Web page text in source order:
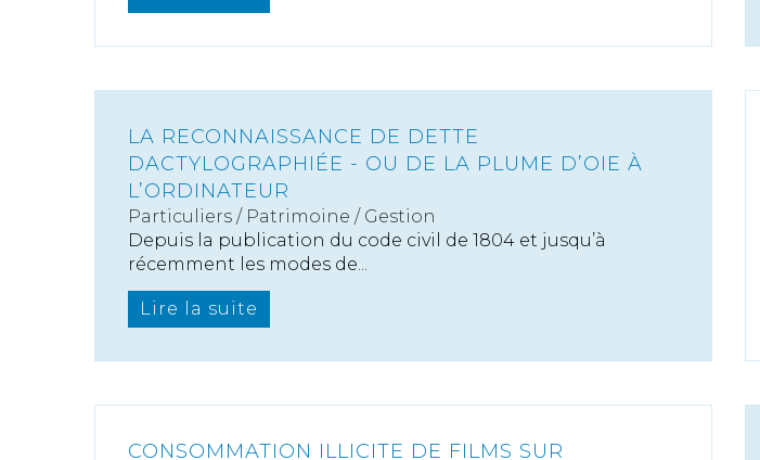
LA RECONNAISSANCE DE DETTE
DACTYLOGRAPHIÉE - OU DE LA PLUME D’OIE À
L’ORDINATEUR
Particuliers / Patrimoine / Gestion
Depuis la publication du code civil de 1804 et jusqu’à
récemment les modes de...
Lire la suite
CONSOMMATION ILLICITE DE FILMS SUR